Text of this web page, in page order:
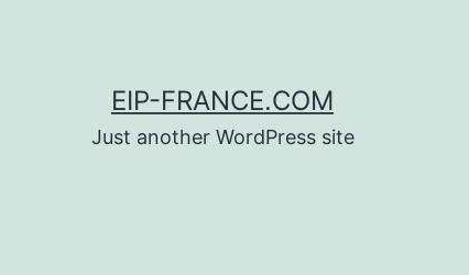
EIP-FRANCE.COM
Just another WordPress site